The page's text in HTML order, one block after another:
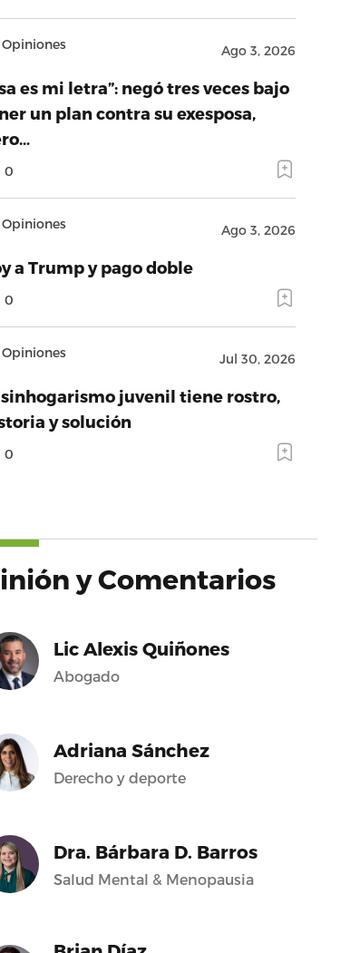
Opiniones Ago 3, 2026
es mi letra”: negó tres veces bajo
un plan contra su exesposa,
0
Opiniones Ago 3, 2026
a Trump y pago doble
0
Opiniones Jul 30, 2026
sinhogarismo juvenil tiene rostro,
y solución
0
y Comentarios
Lic Alexis Quiñones
Abogado
Adriana Sánchez
Derecho y deporte
Dra. Bárbara D. Barros
Salud Mental & Menopausia